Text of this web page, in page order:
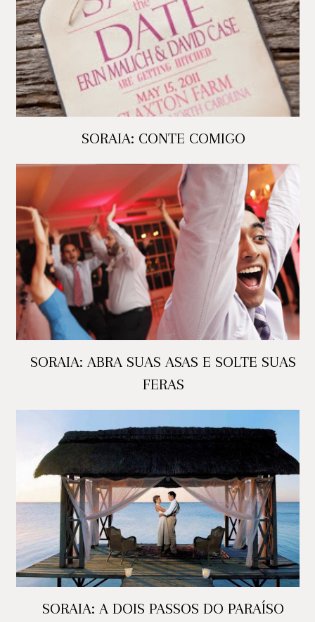
SORAIA: CONTE COMIGO
SORAIA: ABRA SUAS ASAS E SOLTE SUAS
FERAS
SORAIA: A DOIS PASSOS DO PARAÍSO